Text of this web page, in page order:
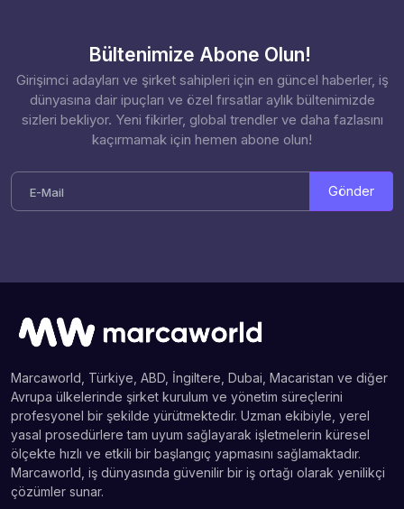
Bültenimize Abone Olun!
Girişimci adayları ve şirket sahipleri için en güncel haberler, iş
dünyasına dair ipuçları ve özel fırsatlar aylık bültenimizde
sizleri bekliyor. Yeni fikirler, global trendler ve daha fazlasını
kaçırmamak için hemen abone olun!
Gönder
Marcaworld, Türkiye, ABD, İngiltere, Dubai, Macaristan ve diğer
Avrupa ülkelerinde şirket kurulum ve yönetim süreçlerini
profesyonel bir şekilde yürütmektedir. Uzman ekibiyle, yerel
yasal prosedürlere tam uyum sağlayarak işletmelerin küresel
ölçekte hızlı ve etkili bir başlangıç yapmasını sağlamaktadır.
Marcaworld, iş dünyasında güvenilir bir iş ortağı olarak yenilikçi
çözümler sunar.